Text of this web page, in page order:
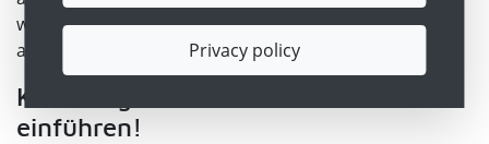
wieder, wenn die Schule öffnet - am meisten fiebert er
aber einem Wiedersehen mit Freunden entgegen.
Klare Regeln und Strukturen
einführen!
Privacy policy